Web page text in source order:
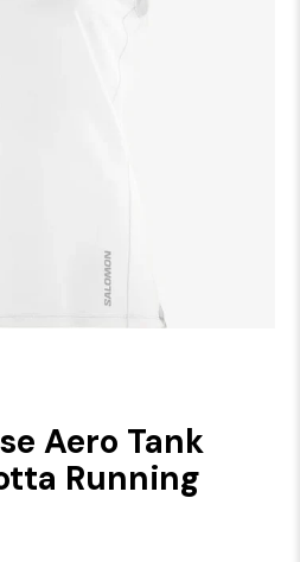
Aero Tank
Running